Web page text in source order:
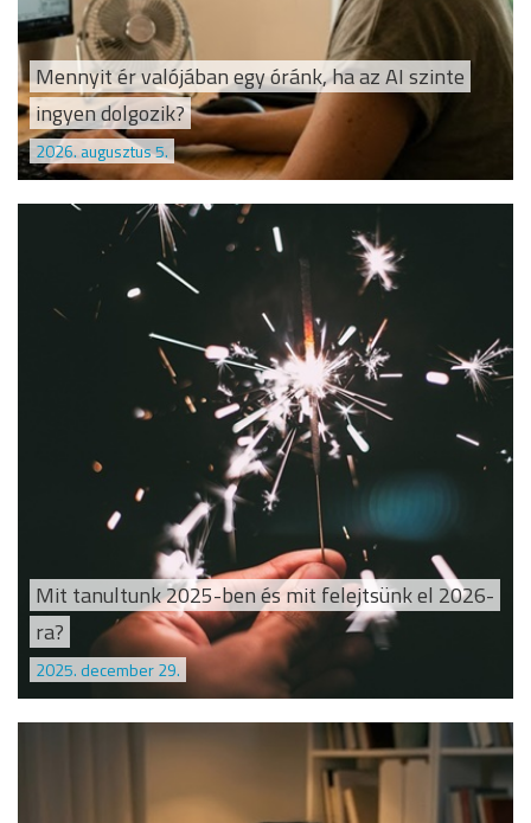
Mennyit ér valójában egy óránk, ha az AI szinte
ingyen dolgozik?
2026. augusztus 5.
Mit tanultunk 2025-ben és mit felejtsünk el 2026-
ra?
2025. december 29.